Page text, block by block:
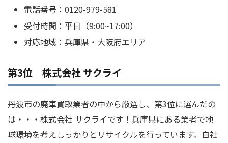
電話番号：0120-979-581
受付時間：平日（9:00~17:00）
対応地域：兵庫県・大阪府エリア
第3位 株式会社 サクライ
丹波市の廃車買取業者の中から厳選し、第3位に選んだの
は・・・株式会社 サクライです！兵庫県にある業者で地
球環境を考えしっかりとリサイクルを行っています。自社